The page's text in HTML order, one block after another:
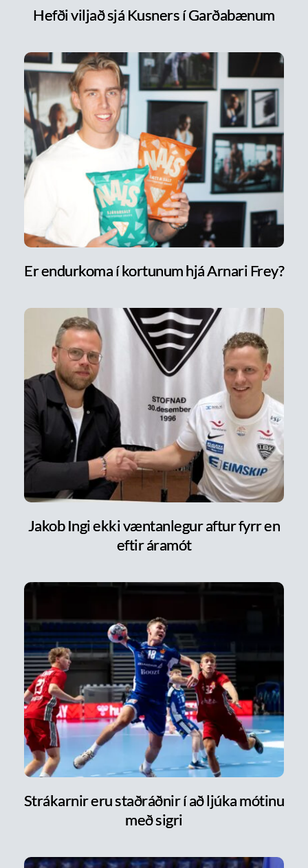
Hefði viljað sjá Kusners í Garðabænum
Er endurkoma í kortunum hjá Arnari Frey?
Jakob Ingi ekki væntanlegur aftur fyrr en
eftir áramót
Strákarnir eru staðráðnir í að ljúka mótinu
með sigri